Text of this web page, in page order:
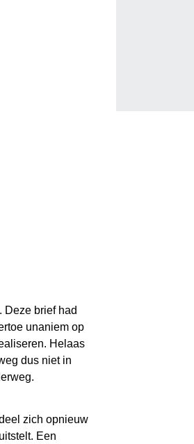
Deze brief had
unaniem op
Helaas
dus niet in
zich opnieuw
Een